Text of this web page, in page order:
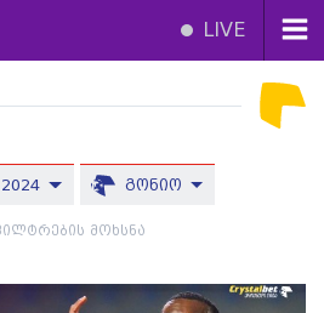
LIVE
გონიო
მოხსნა